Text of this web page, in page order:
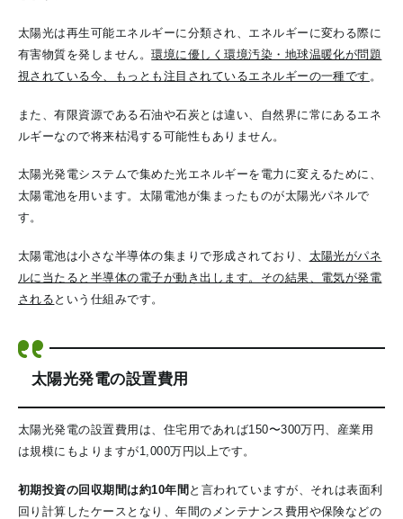
太陽光は再生可能エネルギーに分類され、エネルギーに変わる際に
有害物質を発しません。環境に優しく環境汚染・地球温暖化が問題
視されている今、もっとも注目されているエネルギーの一種です 。
また、有限資源である石油や石炭とは違い、自然界に常にあるエネ
ルギーなので将来枯渇する可能性もありません。
太陽光発電システムで集めた光エネルギーを電力に変えるために、
太陽電池を用います。太陽電池が集まったものが太陽光パネルで
す。
太陽電池は小さな半導体の集まりで形成されており、 太陽光がパネ
ルに当たると半導体の電子が動き出します。その結果、電気が発電
される という仕組みです。
太陽光発電の設置費用
太陽光発電の設置費用は、住宅用であれば150〜300万円、産業用
は規模にもよりますが1,000万円以上です。
初期投資の回収期間は約10年間 と言われていますが、それは表面利
回り計算したケースとなり、年間のメンテナンス費用や保険などの